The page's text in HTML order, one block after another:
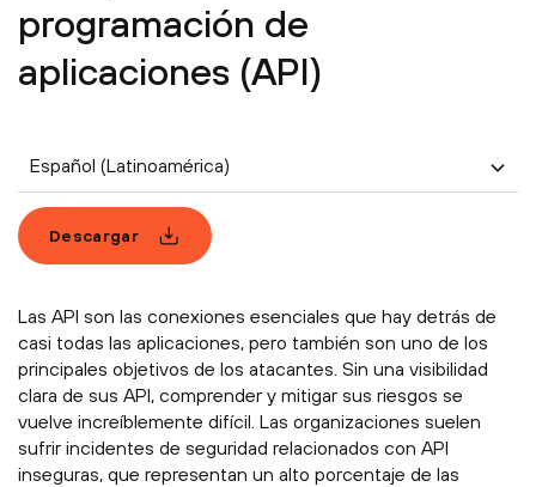
programación de
aplicaciones (API)
Español (Latinoamérica)
Descargar
Las API son las conexiones esenciales que hay detrás de
casi todas las aplicaciones, pero también son uno de los
principales objetivos de los atacantes. Sin una visibilidad
clara de sus API, comprender y mitigar sus riesgos se
vuelve increíblemente difícil. Las organizaciones suelen
sufrir incidentes de seguridad relacionados con API
inseguras, que representan un alto porcentaje de las